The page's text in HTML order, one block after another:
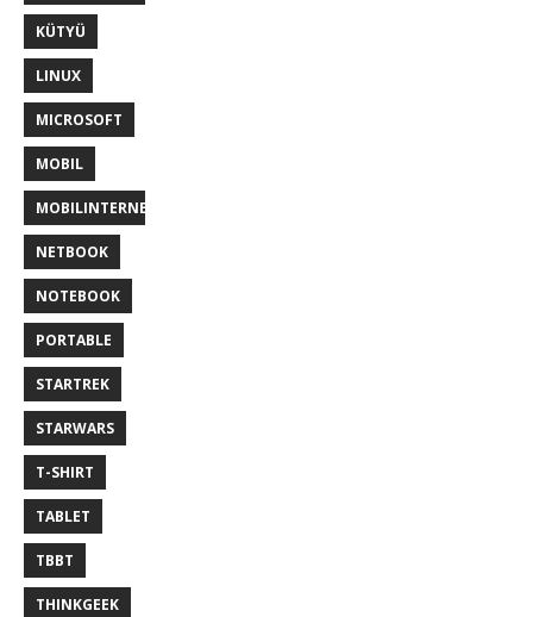
KÜTYÜ
LINUX
MICROSOFT
MOBIL
MOBILINTERNET
NETBOOK
NOTEBOOK
PORTABLE
STARTREK
STARWARS
T-SHIRT
TABLET
TBBT
THINKGEEK